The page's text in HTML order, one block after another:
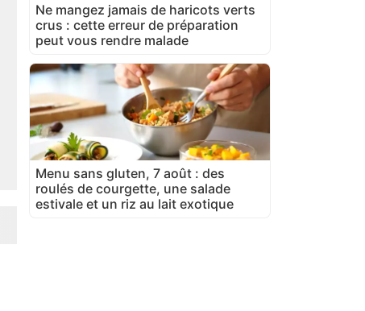
Ne mangez jamais de haricots verts
crus : cette erreur de préparation
peut vous rendre malade
Menu sans gluten, 7 août : des
roulés de courgette, une salade
estivale et un riz au lait exotique